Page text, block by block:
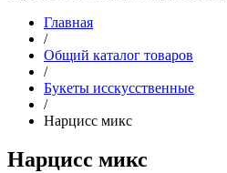
Главная
/
Общий каталог товаров
/
Букеты исскусственные
/
Нарцисс микс
Нарцисс микс